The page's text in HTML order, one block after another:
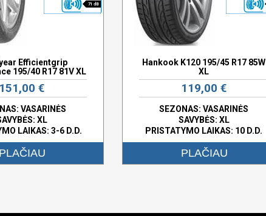
71 dB
Efficientgrip
195/40 R17 81V XL
151,00 €
VASARINĖS
XL
LAIKAS: 3-6 D.D.
PLAČIAU
Hankook K120 195/45 R17 85W
XL
119,00 €
SEZONAS: VASARINĖS
SAVYBĖS: XL
PRISTATYMO LAIKAS: 10 D.D.
PLAČIAU